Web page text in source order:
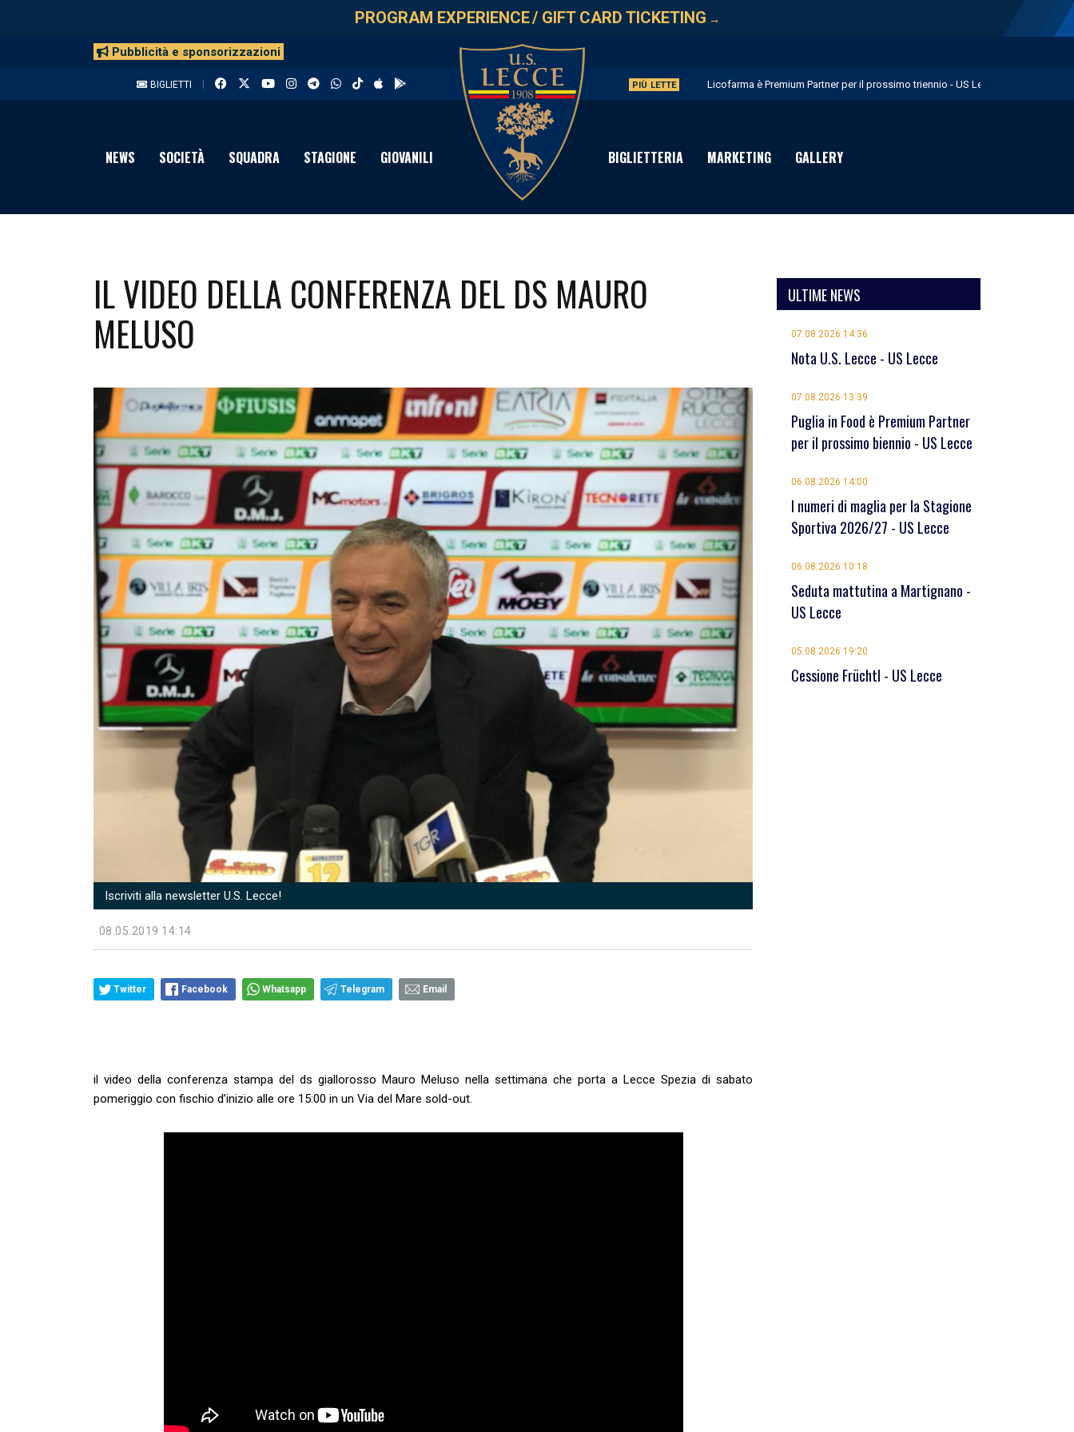
PROGRAM EXPERIENCE/ GIFT CARD TICKETING →
Pubblicità e sponsorizzazioni
BIGLIETTI PIÙ LETTE Licofarma è Premium Partner per il prossimo triennio - US Lecce
Cessione Früchtl - US Lecce
Puglia in Food è Premium Partner per il prossimo biennio - US Lecce
NEWS SOCIETÀ SQUADRA STAGIONE GIOVANILI BIGLIETTERIA MARKETING GALLERY
IL VIDEO DELLA CONFERENZA DEL DS MAURO
MELUSO
Iscriviti alla newsletter U.S. Lecce!
08.05.2019 14:14
Twitter Facebook Whatsapp Telegram Email
il video della conferenza stampa del ds giallorosso Mauro Meluso nella settimana che porta a Lecce Spezia di sabato
pomeriggio con fischio d’inizio alle ore 15:00 in un Via del Mare sold-out.
ULTIME NEWS
07.08.2026 14:36
Nota U.S. Lecce - US Lecce
07.08.2026 13:39
Puglia in Food è Premium Partner
per il prossimo biennio - US Lecce
06.08.2026 14:00
I numeri di maglia per la Stagione
Sportiva 2026/27 - US Lecce
06.08.2026 10:18
Seduta mattutina a Martignano -
US Lecce
05.08.2026 19:20
Cessione Früchtl - US Lecce